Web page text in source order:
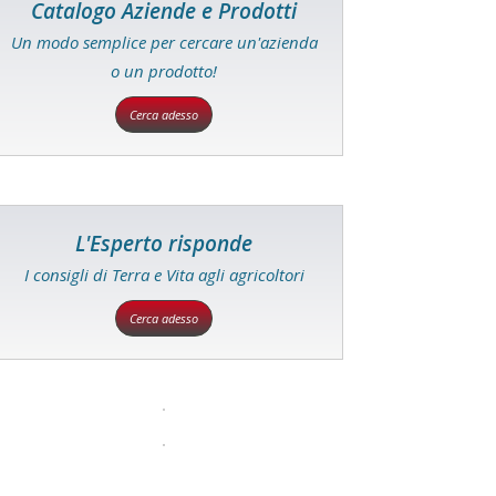
Catalogo Aziende e Prodotti
Un modo semplice per cercare un'azienda
o un prodotto!
Cerca adesso
L'Esperto risponde
I consigli di Terra e Vita agli agricoltori
Cerca adesso